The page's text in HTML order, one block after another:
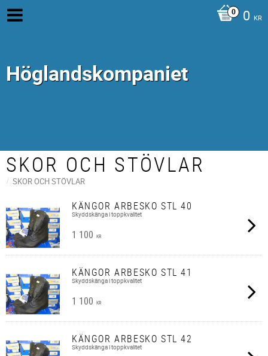
0 KR
Höglandskompaniet
SKOR OCH STÖVLAR
SKOR OCH STÖVLAR
KÄNGOR ARBESKO STL 40
Skyddskänga i toppkvalitet
1 100 KR
KÄNGOR ARBESKO STL 41
Skyddskänga i toppkvalitet
1 100 KR
KÄNGOR ARBESKO STL 42
Skyddskänga i toppkvalitet